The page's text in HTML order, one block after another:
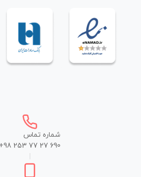
شماره تماس
+98 253 77 27 690